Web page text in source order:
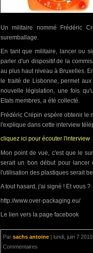
Un militaire nommé Frédéric
suremballage.
En tant que militaire, lancer ou
parler d'un dispositif de la
au plus haut niveau à Bruxelles.
le traité de Lisbonne, permet
nouvelle législation, une fois
Etats membres, a été collecté.
Frédéric Crépin espère obtenir le
l'explique dans cette interview
cliquez ici pour écouter l'interview
Mon point de vue, c'est que le
serait un bon début pour lancer
l'utilisation des plastiques serait
A tout hasard, j'ai signé ! Et vous ?
http://www.over-packaging.eu/
Le lien vers la page facebook
Par sachs antoine | lundi, juin 7
Commentaires